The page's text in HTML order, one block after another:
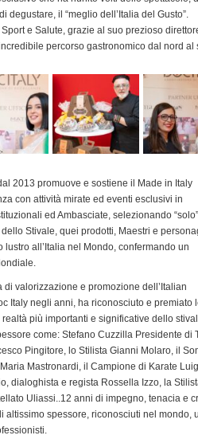
degustare, il “meglio dell’Italia del Gusto”.
Sport e Salute, grazie al suo prezioso
percorso gastronomico dal nord
2013 promuove e sostiene il Made in Italy
con attività mirate ed eventi esclusivi in
ed Ambasciate, selezionando
Stivale, quei prodotti, Maestri e
lustro all’Italia nel Mondo, confermando un
di valorizzazione e promozione dell’Italian
Italy negli anni, ha riconosciuto e premiato
più importanti e significative dello
come: Stefano Cuzzilla Presidente
Pingitore, lo Stilista Gianni Molaro, il
Mastronardi, il Campione di Karate
dialoghista e regista Rossella Izzo, la
Uliassi..12 anni di impegno, tenacia e
altissimo spessore, riconosciuti nel